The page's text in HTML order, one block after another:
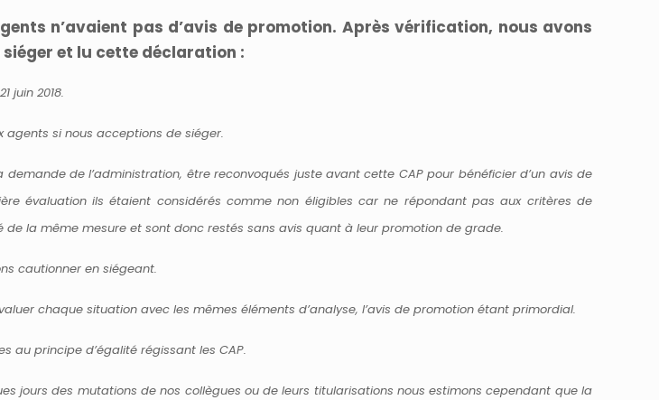
n’avaient pas d’avis de promotion. Après vérification, nous avons
et lu cette déclaration :
juin 2018.
agents si nous acceptions de siéger.
de l’administration, être reconvoqués juste avant cette CAP pour bénéficier d’un avis de
évaluation ils étaient considérés comme non éligibles car ne répondant pas aux critères de
la même mesure et sont donc restés sans avis quant à leur promotion de grade.
cautionner en siégeant.
chaque situation avec les mêmes éléments d’analyse, l’avis de promotion étant primordial.
au principe d’égalité régissant les CAP.
jours des mutations de nos collègues ou de leurs titularisations nous estimons cependant que la